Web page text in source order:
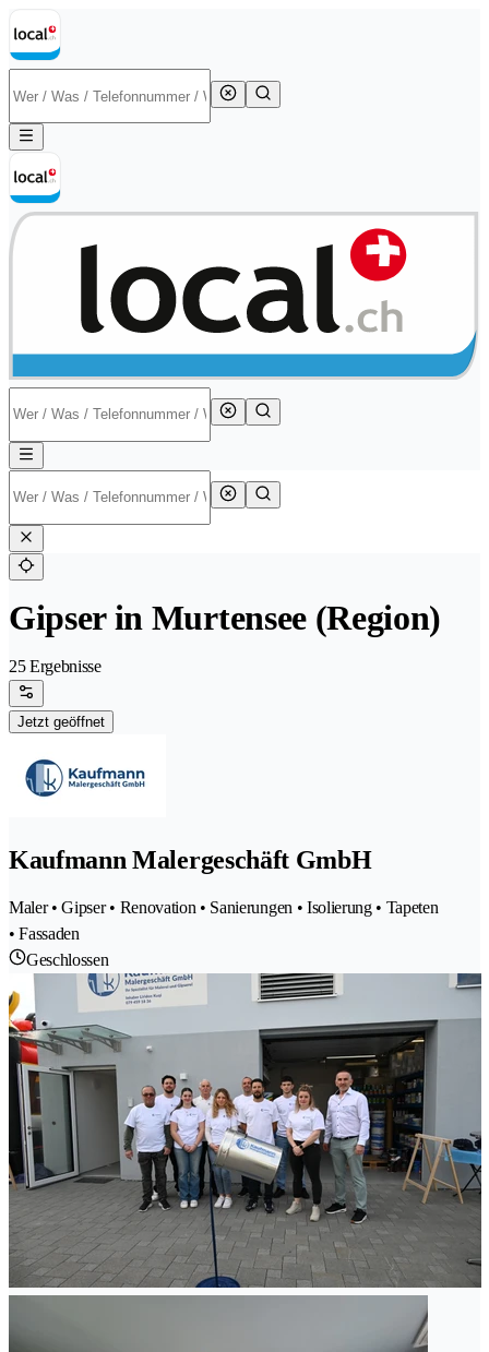
Gipser in Murtensee (Region)
25 Ergebnisse
Jetzt geöffnet
Kaufmann Malergeschäft GmbH
Maler • Gipser • Renovation • Sanierungen • Isolierung • Tapeten
• Fassaden
Geschlossen